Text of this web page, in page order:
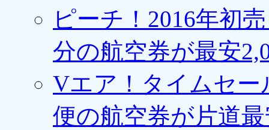
ピーチ！2016年初
分の航空券が最安
Vエア！タイムセー
便の航空券が片道最